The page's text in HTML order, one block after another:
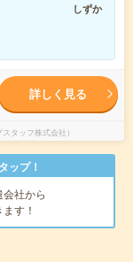
しずか
詳しく見る
タッフ株式会社）
ップ！
会社から
す！